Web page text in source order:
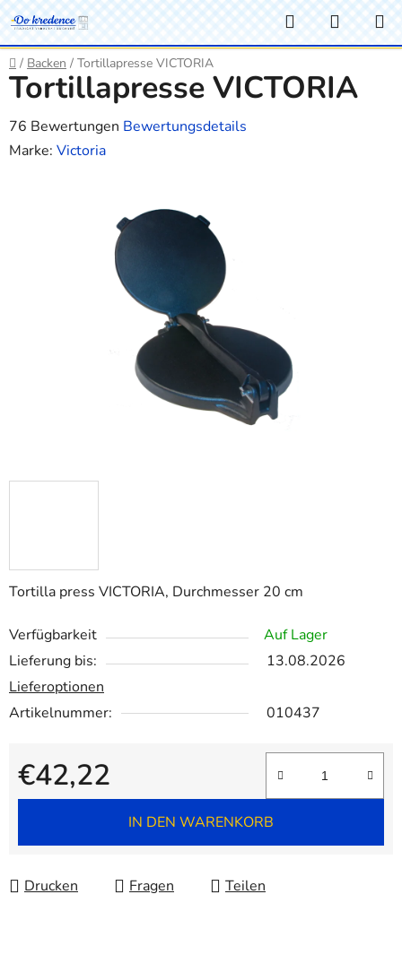
Zum
Inhalt
springen
Suchen
Startseite
/ Backen / Tortillapresse VICTORIA
Tortilla press VICTORIA, Durchmesser 20 cm
Verfügbarkeit
Auf Lager
Lieferung bis:
13.08.2026
Lieferoptionen
Artikelnummer:
010437
€42,22
Verkaufspreis:
IN DEN WARENKORB
Drucken Fragen Teilen
Tortillapresse VICTORIA
Die
durchschnittliche
76 Bewertungen Bewertungsdetails
Marke: Victoria